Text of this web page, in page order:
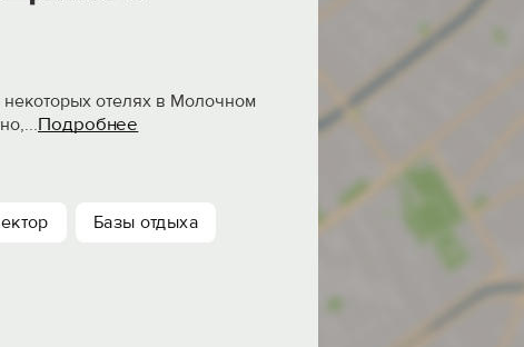
некоторых отелях в Молочном
...Подробнее
Базы отдыха